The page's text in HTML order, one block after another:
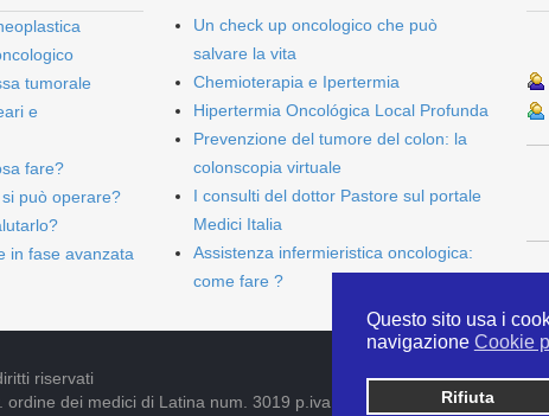
Questo sito usa i
navigazione Cookie
Rifiuta
tumorale
e
fare?
può operare?
in fase avanzata
Un check up oncologico che può
salvare la vita
Chemioterapia e Ipertermia
Hipertermia Oncológica Local Profunda
Prevenzione del tumore del colon: la
colonscopia virtuale
I consulti del dottor Pastore sul portale
Medici Italia
Assistenza infermieristica oncologica:
come fare ?
riservati
dei medici di Latina num. 3019 p.iva 09052841005